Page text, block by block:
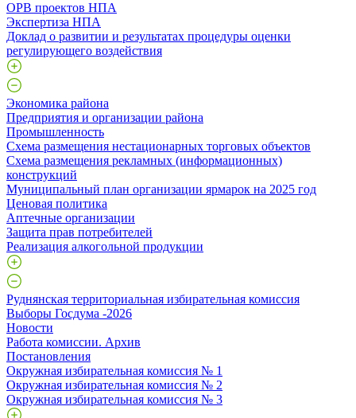
ОРВ проектов НПА
Экспертиза НПА
Доклад о развитии и результатах процедуры оценки
регулирующего воздействия
Экономика района
Предприятия и организации района
Промышленность
Схема размещения нестационарных торговых объектов
Схема размещения рекламных (информационных)
конструкций
Муниципальный план организации ярмарок на 2025 год
Ценовая политика
Аптечные организации
Защита прав потребителей
Реализация алкогольной продукции
Руднянская территориальная избирательная комиссия
Выборы Госдума -2026
Новости
Работа комиссии. Архив
Постановления
Окружная избирательная комиссия № 1
Окружная избирательная комиссия № 2
Окружная избирательная комиссия № 3